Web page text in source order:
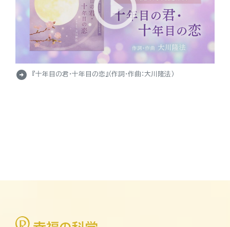
arrow_circle_right 『十年目の君・十年目の恋』（作詞・作曲：大川隆法）